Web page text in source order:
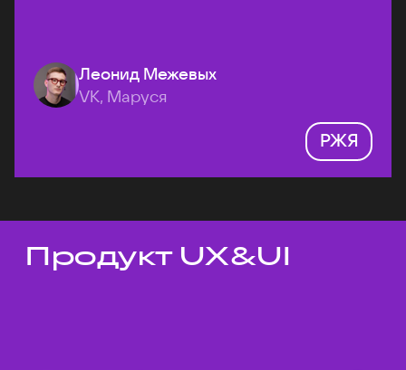
Леонид Межевых
VK, Маруся
РЖЯ
Темы докладов
Продукт UX&UI